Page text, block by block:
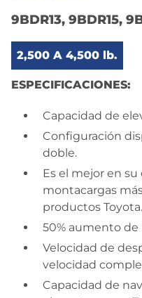
9BDR13, 9BDR15,
2,500 A 4,500 lb.
ESPECIFICACIONES:
Capacidad de
Configuración
doble.
Es el mejor en su
montacargas
productos Toyota.
50% aumento
Velocidad de
velocidad
Capacidad de